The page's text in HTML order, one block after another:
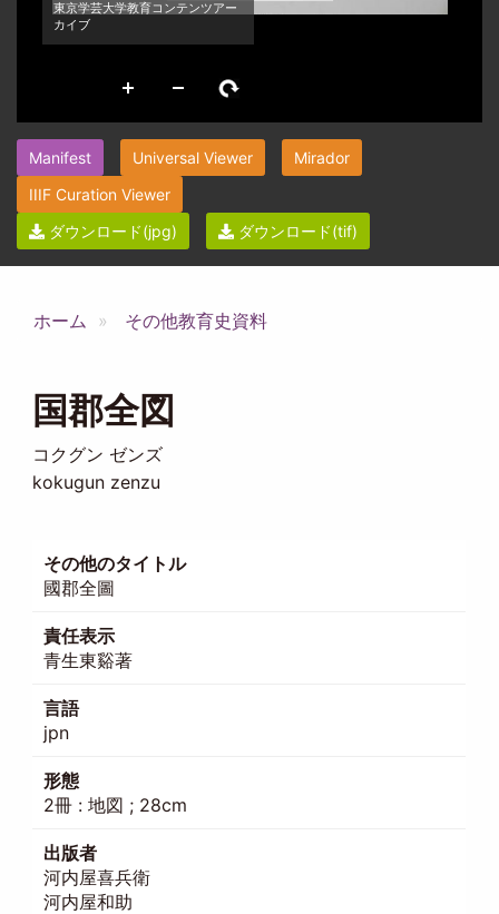
Manifest Universal Viewer
Mirador
IIIF Curation Viewer
ダウンロード(jpg)
ダウンロード(tif)
ホーム その他教育史資料
国郡全図
コクグン ゼンズ
kokugun zenzu
その他のタイトル
國郡全圖
責任表示
青生東谿著
言語
jpn
形態
2冊 : 地図 ; 28cm
出版者
河内屋喜兵衛
河内屋和助